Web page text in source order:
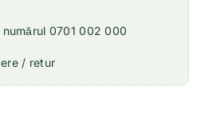
0701 002 000
/ retur